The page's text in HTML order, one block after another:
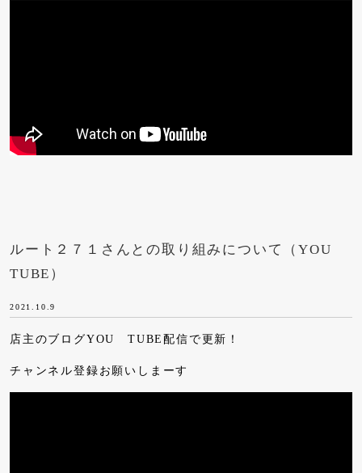
ルート２７１さんとの取り組みについて（YOU
TUBE）
2021.10.9
店主のブログYOU TUBE配信で更新！
チャンネル登録お願いしまーす